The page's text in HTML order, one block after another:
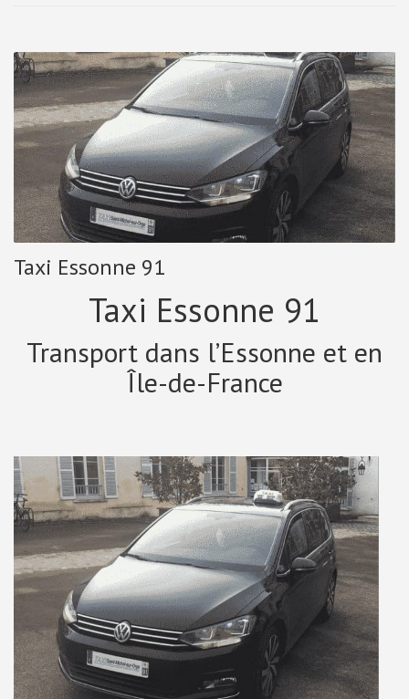
Taxi Essonne 91
Taxi Essonne 91
Transport dans l’Essonne et en
Île-de-France